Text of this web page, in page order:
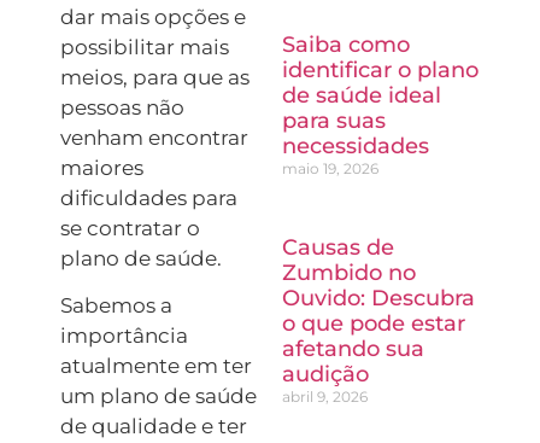
dar mais opções e
possibilitar mais
meios, para que as
pessoas não
venham encontrar
maiores
dificuldades para
se contratar o
plano de saúde.
Sabemos a
importância
atualmente em ter
um plano de saúde
de qualidade e ter
Saiba como
identificar o plano
de saúde ideal
para suas
necessidades
maio 19, 2026
Causas de
Zumbido no
Ouvido: Descubra
o que pode estar
afetando sua
audição
abril 9, 2026